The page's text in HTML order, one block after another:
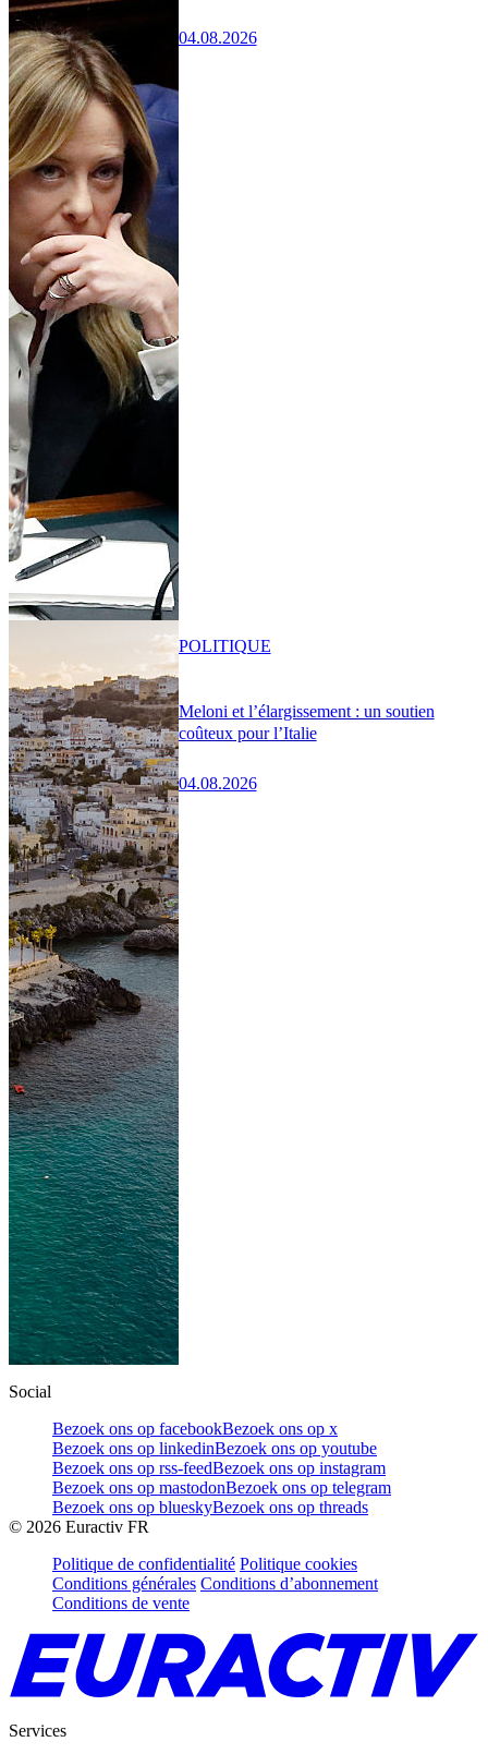
04.08.2026
Meloni et l’élargissement : un soutien
coûteux pour l’Italie
04.08.2026
POLITIQUE
Social
Bezoek ons op facebookBezoek ons op x
Bezoek ons op linkedinBezoek ons op youtube
Bezoek ons op rss-feedBezoek ons op instagram
Bezoek ons op mastodonBezoek ons op telegram
Bezoek ons op blueskyBezoek ons op threads
© 2026 Euractiv FR
Politique de confidentialité Politique cookies
Conditions générales Conditions d’abonnement
Conditions de vente
Services